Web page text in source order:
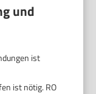
und
ist
ist nötig. RO